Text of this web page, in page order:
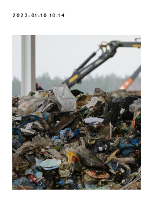
2022-01-10 10:14